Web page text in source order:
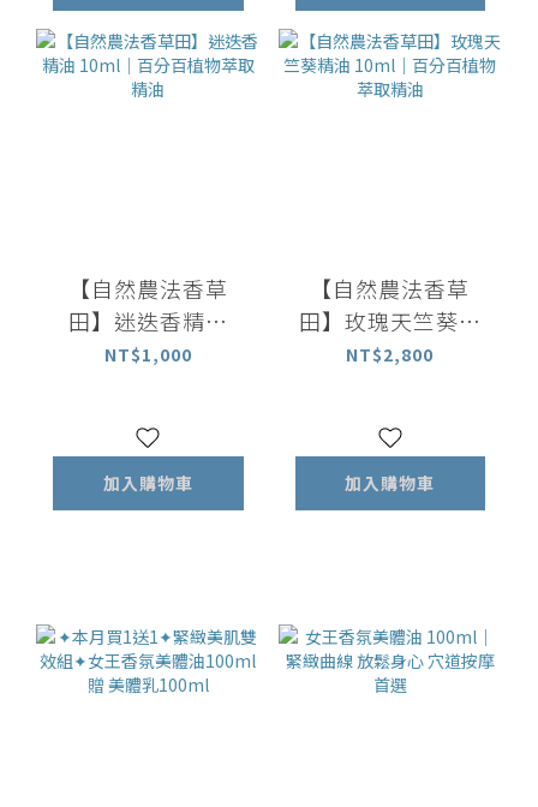
【自然農法香草
田】迷迭香精油
10ml｜百分百植物
NT$1,000
加入購物車
【自然農法香草
田】玫瑰天竺葵精
油 10ml｜百分百植
NT$2,800
加入購物車